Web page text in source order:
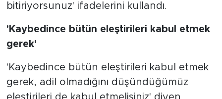
bitiriyorsunuz' ifadelerini kullandı.
'Kaybedince bütün eleştirileri kabul etmek
gerek'
'Kaybedince bütün eleştirileri kabul etmek
gerek, adil olmadığını düşündüğümüz
eleştirileri de kabul etmelisiniz' diyen